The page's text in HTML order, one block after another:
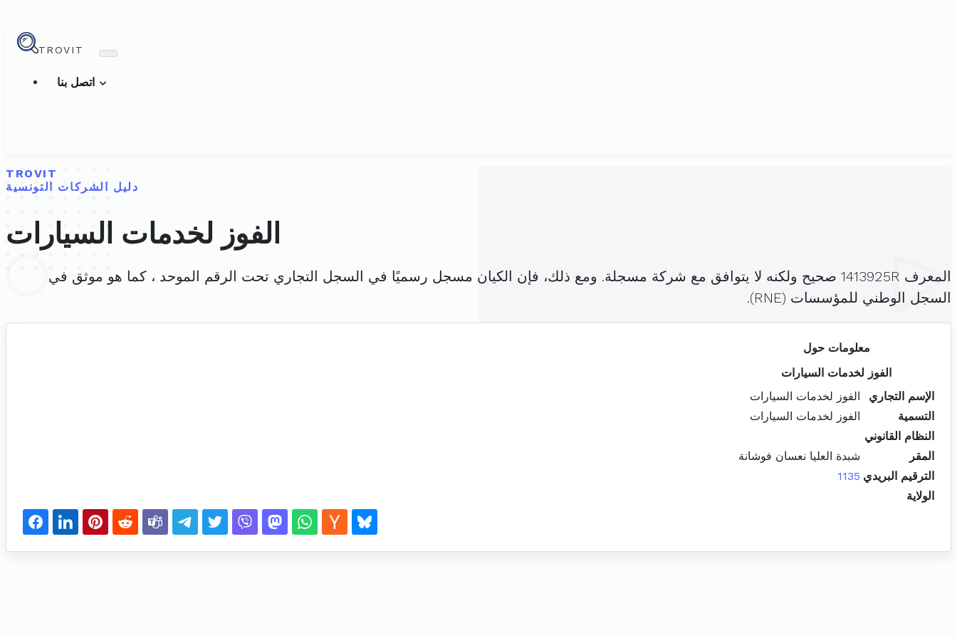
TROVIT
TROVIT
دليل الشركات التونسية
الفوز لخدمات السيارات
المعرف 1413925R صحيح ولكنه لا يتوافق مع شركة مسجلة. ومع ذلك، فإن الكيان مسجل رسميًا في السجل التجاري تحت الرقم الموحد ، كما هو موثق في
السجل الوطني للمؤسسات (RNE).
معلومات حول
الفوز لخدمات السيارات
الإسم التجاري
الفوز لخدمات السيارات
التسمية
الفوز لخدمات السيارات
النظام القانوني
المقر
شبدة العليا نعسان فوشانة
الترقيم البريدي 1135
الولاية